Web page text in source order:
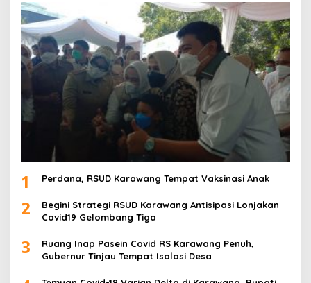
1 Perdana, RSUD Karawang Tempat Vaksinasi Anak
2
Begini Strategi RSUD Karawang Antisipasi Lonjakan
Covid19 Gelombang Tiga
3
Ruang Inap Pasein Covid RS Karawang Penuh,
Gubernur Tinjau Tempat Isolasi Desa